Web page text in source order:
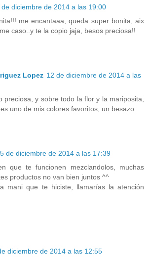
de diciembre de 2014 a las 19:00
me encantaaa, queda super bonita, aix
caso..y te la copio jaja, besos preciosa!!
Lopez 12 de diciembre de 2014 a las
preciosa, y sobre todo la flor y la mariposita,
uno de mis colores favoritos, un besazo
de diciembre de 2014 a las 17:39
que te funcionen mezclandolos, muchas
productos no van bien juntos ^^
mani que te hiciste, llamarías la atención
diciembre de 2014 a las 12:55